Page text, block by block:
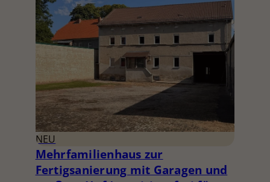
NEU
Mehrfamilienhaus zur
Fertigsanierung mit Garagen und